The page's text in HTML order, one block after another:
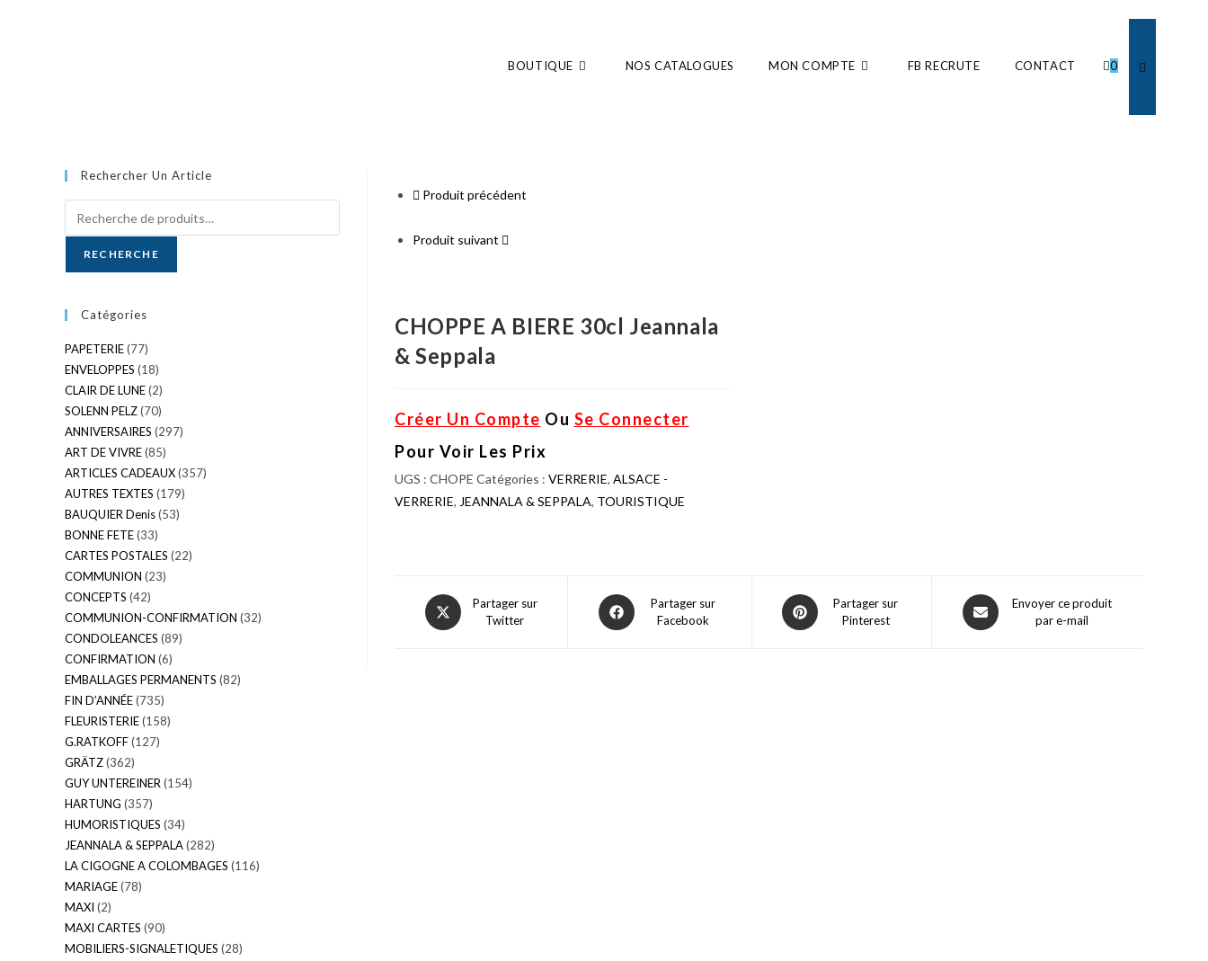
BOUTIQUE NOS CATALOGUES MON COMPTE FB RECRUTE CONTACT 0
Produit précédent
Produit suivant
CHOPPE A BIERE 30cl Jeannala
& Seppala
Créer Un Compte Ou Se Connecter
Pour Voir Les Prix
UGS : CHOPE Catégories : VERRERIE, ALSACE -
VERRERIE, JEANNALA & SEPPALA, TOURISTIQUE
Partager sur
Twitter
Partager sur
Facebook
Partager sur
Pinterest
Envoyer ce produit
par e-mail
Rechercher Un Article
RECHERCHE
Catégories
PAPETERIE(77)
ENVELOPPES (18)
CLAIR DE LUNE(2)
SOLENN PELZ(70)
ANNIVERSAIRES (297)
ART DE VIVRE(85)
ARTICLES CADEAUX(357)
AUTRES TEXTES (179)
BAUQUIER Denis(53)
BONNE FETE(33)
CARTES POSTALES (22)
COMMUNION (23)
CONCEPTS (42)
COMMUNION-CONFIRMATION (32)
CONDOLEANCES (89)
CONFIRMATION (6)
EMBALLAGES PERMANENTS (82)
FIN D’ANNÉE(735)
FLEURISTERIE(158)
G.RATKOFF(127)
GRÄTZ(362)
GUY UNTEREINER (154)
HARTUNG (357)
HUMORISTIQUES (34)
JEANNALA & SEPPALA(282)
LA CIGOGNE A COLOMBAGES (116)
MARIAGE(78)
MAXI (2)
MAXI CARTES (90)
MOBILIERS-SIGNALETIQUES (28)